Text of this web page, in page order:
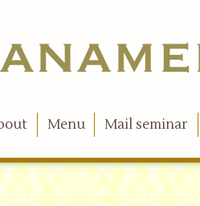
Menu Mail seminar